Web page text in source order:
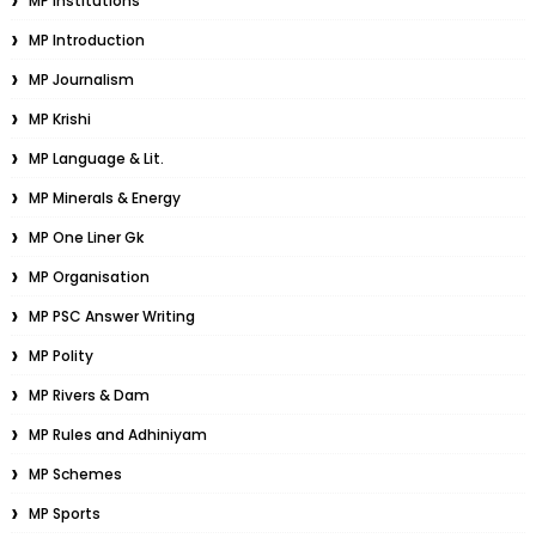
MP Introduction
MP Journalism
MP Krishi
MP Language & Lit.
MP Minerals & Energy
MP One Liner Gk
MP Organisation
MP PSC Answer Writing
MP Polity
MP Rivers & Dam
MP Rules and Adhiniyam
MP Schemes
MP Sports